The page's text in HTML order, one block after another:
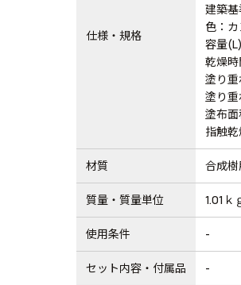
仕様・規格
建築
色：
容量
乾燥
塗り
塗り重
塗布
指触
材質 合成樹
質量・質量単位 1.01ｋ
使用条件 -
セット内容・付属品 -